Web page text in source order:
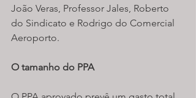
João Veras, Professor Jales, Roberto
do Sindicato e Rodrigo do Comercial
Aeroporto.
O tamanho do PPA